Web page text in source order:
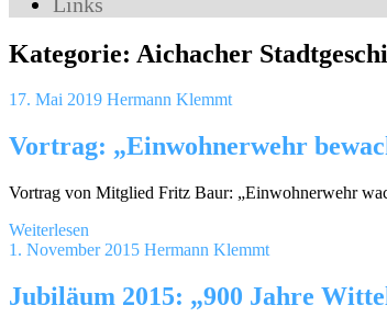
Kategorie: Aichacher
17. Mai 2019 Hermann Klemmt
Vortrag: „Einwohnerwehr
Vortrag von Mitglied Fritz Baur: „Einwohnerwehr
Weiterlesen
1. November 2015 Hermann Klemmt
Jubiläum 2015: „900 Jahre